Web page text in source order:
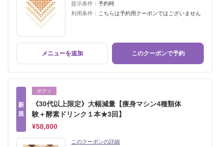
提示条件： 予約時
利用条件： こちらは予約用クーポンではございません
メニューを追加 このクーポンで予約
新
規
ボディ
《30代以上限定》大幅減量【痩身マシン4種類体
験＋酵素ドリンク１本★3回】
¥58,800
このクーポンの詳細